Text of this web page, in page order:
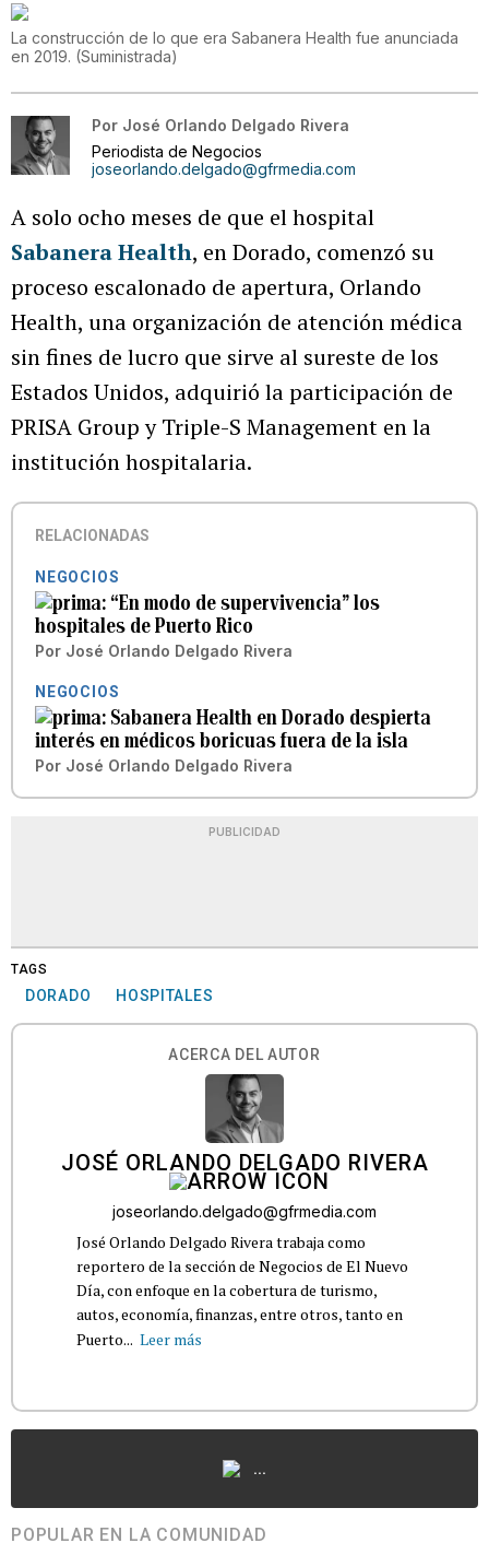
La construcción de lo que era Sabanera Health fue anunciada
en 2019. (Suministrada)
Por José Orlando Delgado Rivera
Periodista de Negocios
joseorlando.delgado@gfrmedia.com
A solo ocho meses de que el hospital
Sabanera Health, en Dorado, comenzó su
proceso escalonado de apertura, Orlando
Health, una organización de atención médica
sin fines de lucro que sirve al sureste de los
Estados Unidos, adquirió la participación de
PRISA Group y Triple-S Management en la
institución hospitalaria.
RELACIONADAS
NEGOCIOS
“En modo de supervivencia” los
hospitales de Puerto Rico
Por José Orlando Delgado Rivera
NEGOCIOS
Sabanera Health en Dorado despierta
interés en médicos boricuas fuera de la isla
Por José Orlando Delgado Rivera
PUBLICIDAD
TAGS
DORADO HOSPITALES
ACERCA DEL AUTOR
JOSÉ ORLANDO DELGADO RIVERA
joseorlando.delgado@gfrmedia.com
José Orlando Delgado Rivera trabaja como
reportero de la sección de Negocios de El Nuevo
Día, con enfoque en la cobertura de turismo,
autos, economía, finanzas, entre otros, tanto en
Puerto... Leer más
...
POPULAR EN LA COMUNIDAD